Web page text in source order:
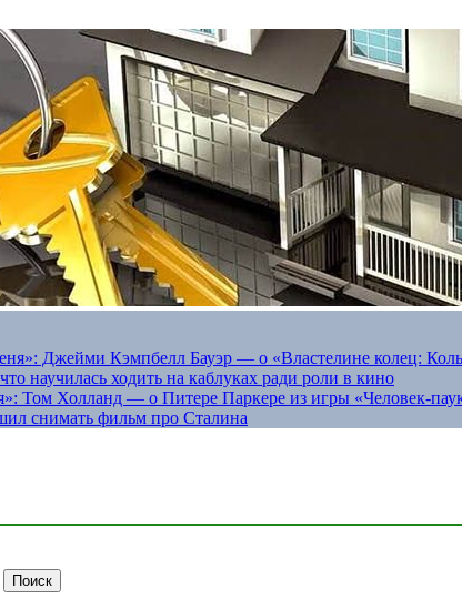
Джейми Кэмпбелл Бауэр — о «Властелине колец:
научилась ходить на каблуках ради роли в кино
Том Холланд — о Питере Паркере из игры «Человек-
снимать фильм про Сталина